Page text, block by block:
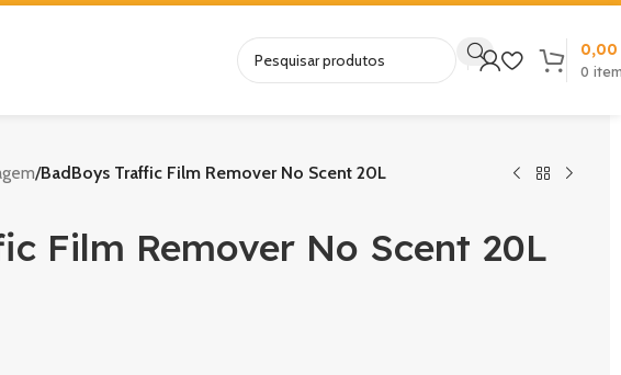
0
0,00
/BadBoys Traffic Film Remover No Scent 20L
Film Remover No Scent 20L